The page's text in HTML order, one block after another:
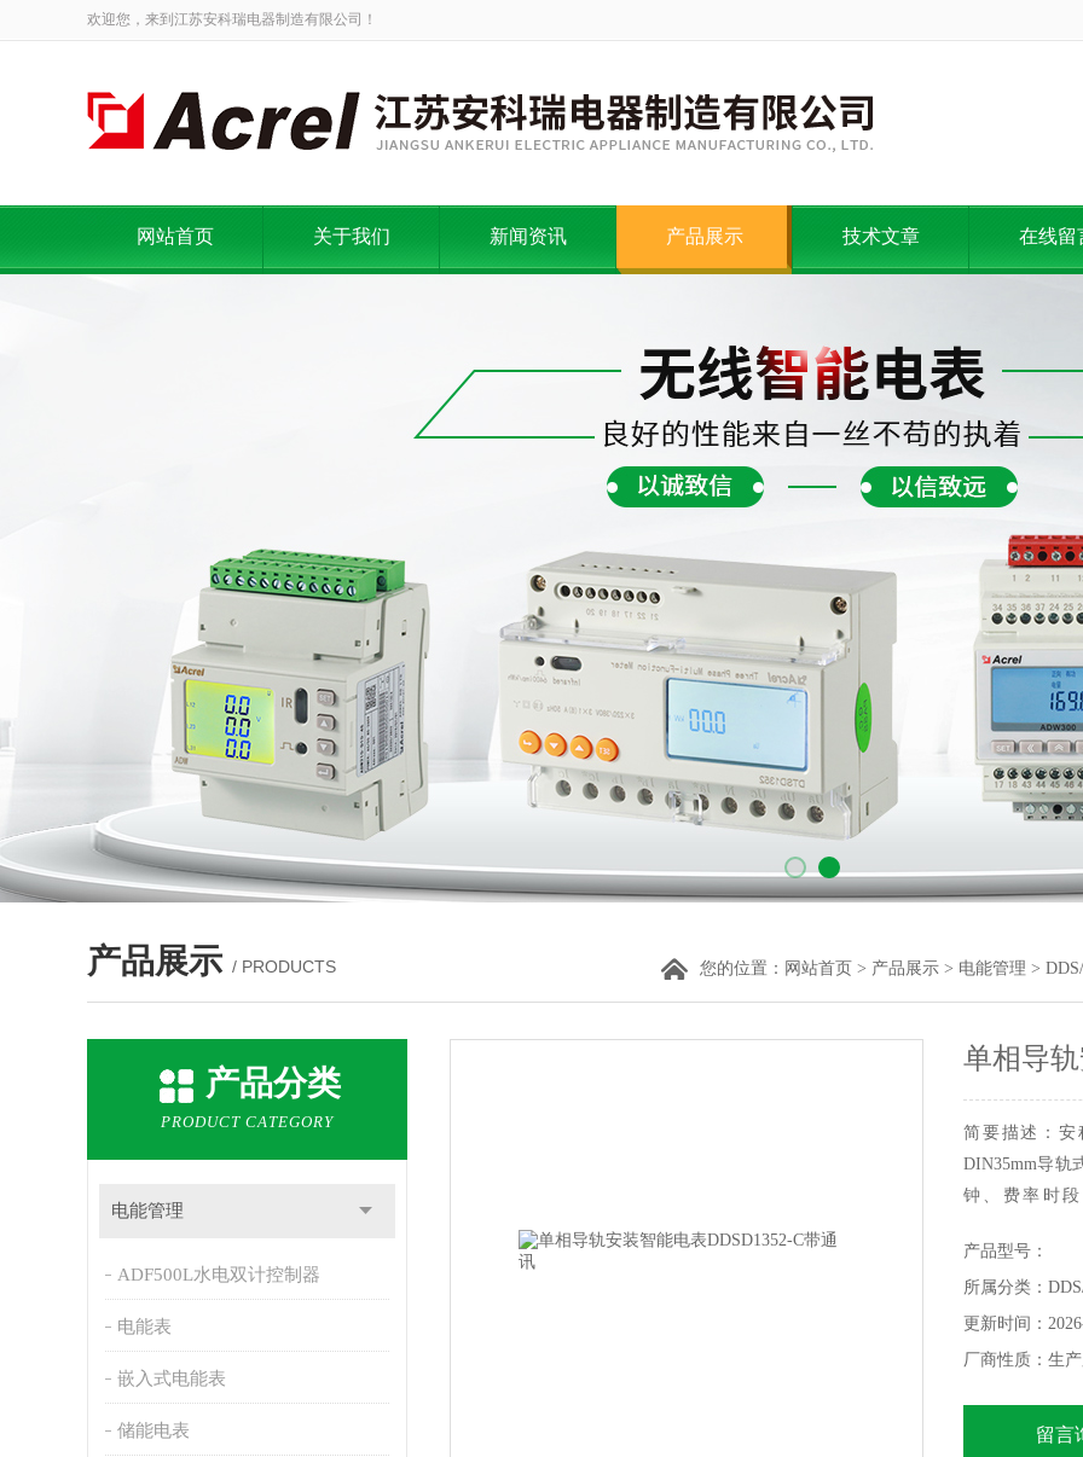
欢迎您，来到江苏安科瑞电器制造有限公司！
网站首页 关于我们 新闻资讯 产品展示 技术文章 在线留
产品展示 / PRODUCTS 您的位置： 网站首页 > 产品展示 > 电能管理 >
产品分类
PRODUCT CATEGORY
电能管理
ADF500L水电双计控制器
电能表
嵌入式电能表
储能电表
单相导
简要描述：安
DIN35mm导轨
钟、费率时
各项技术要求
现数据交换。
产品型号：
所属分类：
更新时间：
厂商性质：生
留言